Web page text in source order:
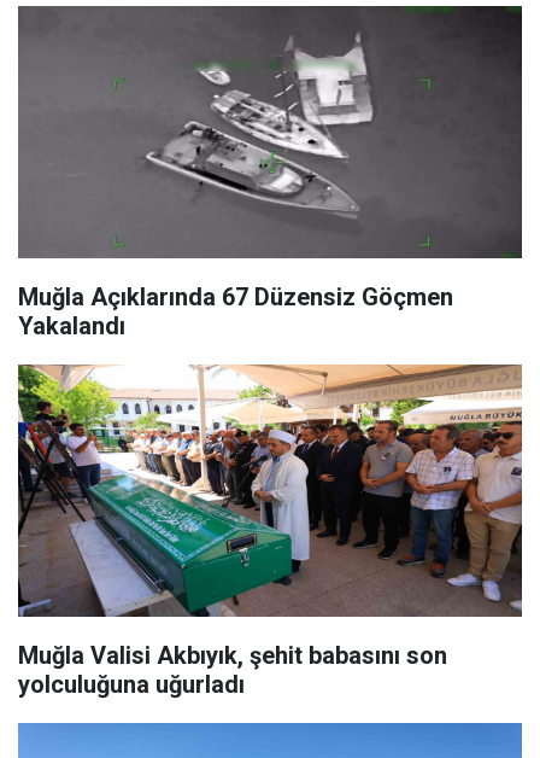
Muğla Açıklarında 67 Düzensiz Göçmen
Yakalandı
Muğla Valisi Akbıyık, şehit babasını son
yolculuğuna uğurladı